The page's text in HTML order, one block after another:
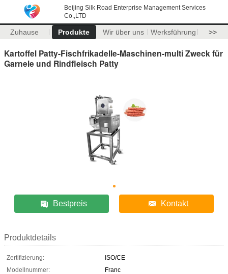
Beijing Silk Road Enterprise Management Services
Co.,LTD
Zuhause Produkte Wir über uns Werksführung >>
Kartoffel Patty-Fischfrikadelle-Maschinen-multi Zweck für
Garnele und Rindfleisch Patty
Bestpreis Kontakt
Produktdetails
Zertifizierung:
ISO/CE
Modellnummer:
Franc